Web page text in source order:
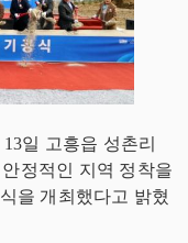
일 고흥읍 성촌리
정적인 지역 정착을
을 개최했다고 밝혔